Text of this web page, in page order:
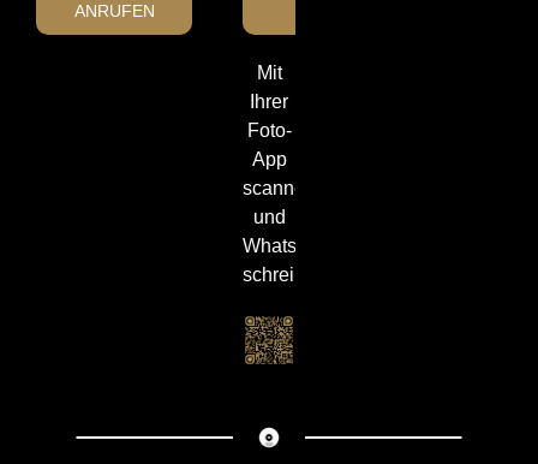
ANRUFEN
Mit
Ihrer
Foto-
App
scannen
und
WhatsApp
schreiben: